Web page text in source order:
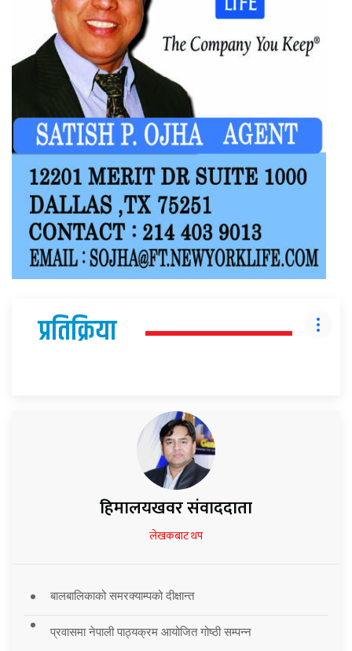
प्रतिक्रिया
हिमालयखवर संवाददाता
लेखकबाट थप
बालबालिकाको समरक्याम्पको दीक्षान्त
प्रवासमा नेपाली पाठ्यक्रम आयोजित गोष्ठी सम्पन्न